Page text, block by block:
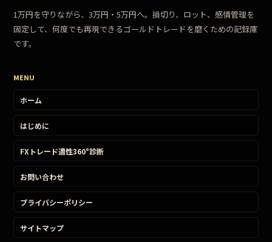
1万円を守りながら、3万円・5万円へ。損切り、ロット、感情管理を
固定して、何度でも再現できるゴールドトレードを磨くための記録庫
です。
MENU
ホーム
はじめに
FXトレード適性360°診断
お問い合わせ
プライバシーポリシー
サイトマップ